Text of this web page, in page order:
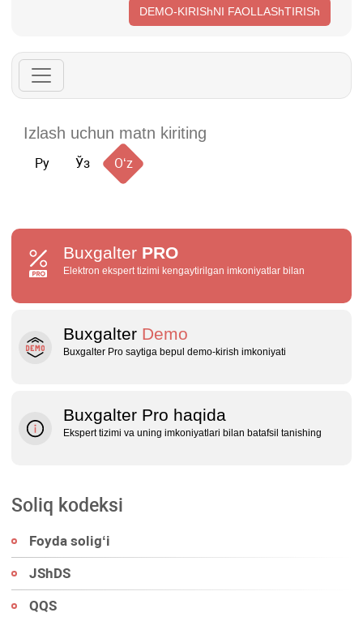
DEMO-KIRIShNI FAOLLAShTIRISh
Ру Ўз Oʻz
Buxgalter PRO
Elektron ekspert tizimi kengaytirilgan imkoniyatlar bilan
Buxgalter Demo
Buxgalter Pro saytiga bepul demo‑kirish imkoniyati
Buxgalter Pro haqida
Ekspert tizimi va uning imkoniyatlari bilan batafsil tanishing
Soliq kodeksi
Foyda soligʻi
JShDS
QQS